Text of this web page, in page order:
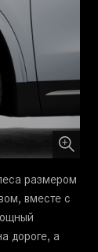
размером
вместе с
дороге, а